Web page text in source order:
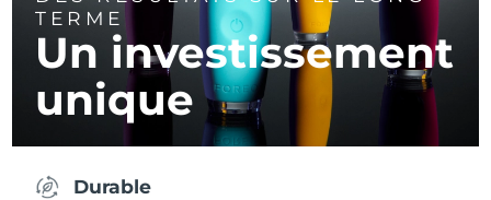
TERME
Un investissement
unique
Durable